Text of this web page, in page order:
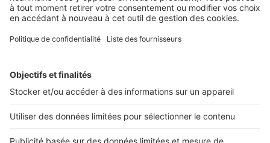
SeLoger lance aujourd’hui Boost Social Immo, un outil qui
vous donne la possibilité de mettre en avant ...